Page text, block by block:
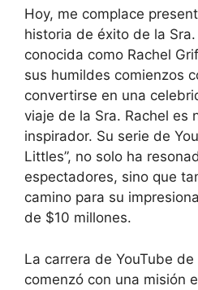
Hoy, me complace
historia de éxito de la
conocida como Rachel
sus humildes comienzos
convertirse en una
viaje de la Sra. Rachel es
inspirador. Su serie de
Littles”, no solo ha
espectadores, sino que
camino para su
de $10 millones.
La carrera de YouTube de
comenzó con una misión